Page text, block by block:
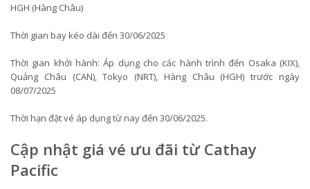
HGH (Hàng Châu)
Thời gian bay kéo dài đến 30/06/2025
Thời gian khởi hành: Áp dụng cho các hành trình đến Osaka (KIX),
Quảng Châu (CAN), Tokyo (NRT), Hàng Châu (HGH) trước ngày
08/07/2025
Thời hạn đặt vé áp dụng từ nay đến 30/06/2025.
Cập nhật giá vé ưu đãi từ Cathay
Pacific